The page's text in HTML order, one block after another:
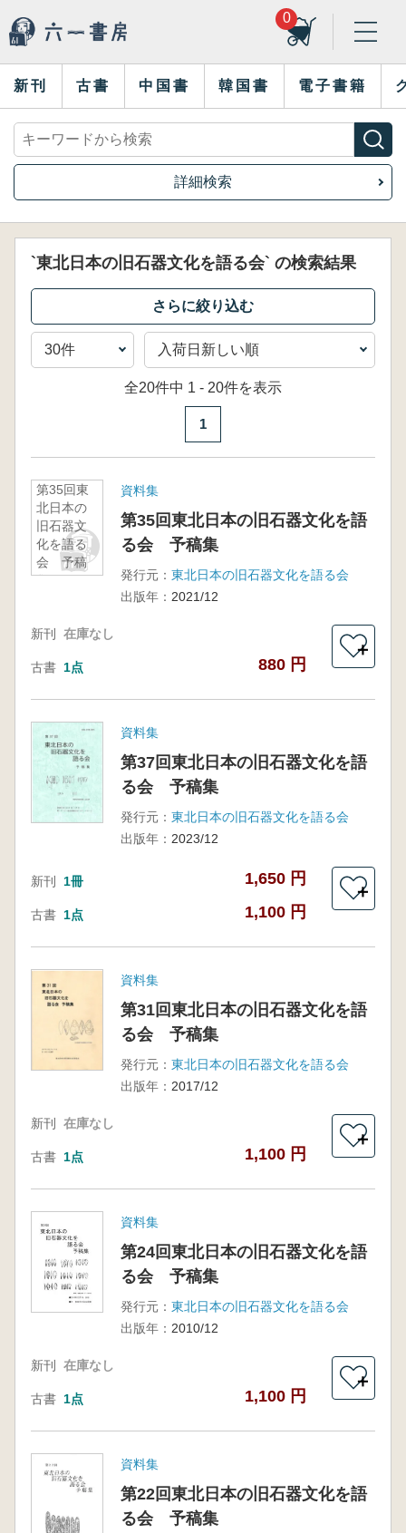
0
新刊 古書 中国書 韓国書 電子書籍
詳細検索
`東北日本の旧石器文化を語る会` の検索結果
全20件中 1 - 20件を表示
1
第35回東
北日本の
旧石器文
化を語る
会 予稿
集
資料集
第35回東北日本の旧石器文化を語
る会 予稿集
発行元： 東北日本の旧石器文化を語る会
出版年： 2021/12
新刊 在庫なし
古書 1点 880 円
＋
資料集
第37回東北日本の旧石器文化を語
る会 予稿集
発行元： 東北日本の旧石器文化を語る会
出版年： 2023/12
新刊 1冊 1,650 円
古書 1点 1,100 円
＋
資料集
第31回東北日本の旧石器文化を語
る会 予稿集
発行元： 東北日本の旧石器文化を語る会
出版年： 2017/12
新刊 在庫なし
古書 1点 1,100 円
＋
資料集
第24回東北日本の旧石器文化を語
る会 予稿集
発行元： 東北日本の旧石器文化を語る会
出版年： 2010/12
新刊 在庫なし
古書 1点 1,100 円
＋
資料集
第22回東北日本の旧石器文化を語
る会 予稿集